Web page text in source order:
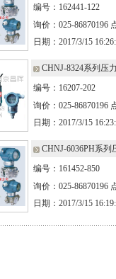
编号：162441-122
询价：025-86870196
日期：2017/3/15
CHNJ-8324系列压
编号：16207-202
询价：025-86870196
日期：2017/3/15
CHNJ-6036PH系列
编号：161452-850
询价：025-86870196
日期：2017/3/15